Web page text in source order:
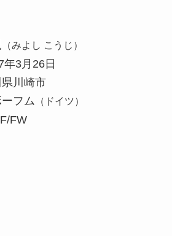
（みよし こうじ）
年3月26日
川崎市
フム （ドイツ）
FW